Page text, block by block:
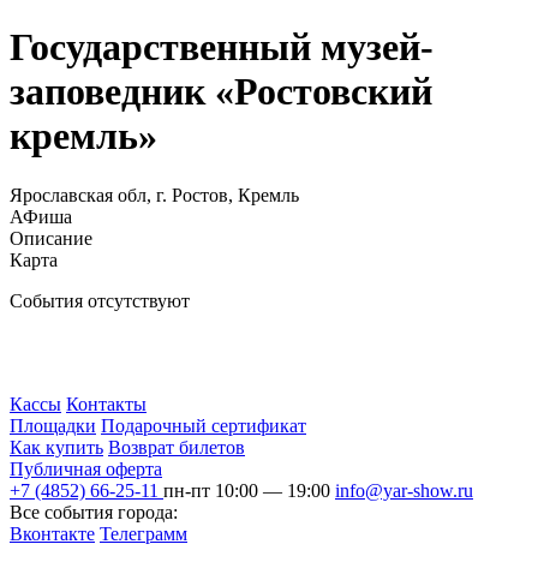
Государственный музей-
заповедник «Ростовский
кремль»
Ярославская обл, г. Ростов, Кремль
АФиша
Описание
Карта
События отсутствуют
Кассы Контакты
Площадки Подарочный сертификат
Как купить Возврат билетов
Публичная оферта
+7 (4852) 66-25-11 пн-пт 10:00 — 19:00 info@yar-show.ru
Все события города:
Вконтакте Телеграмм